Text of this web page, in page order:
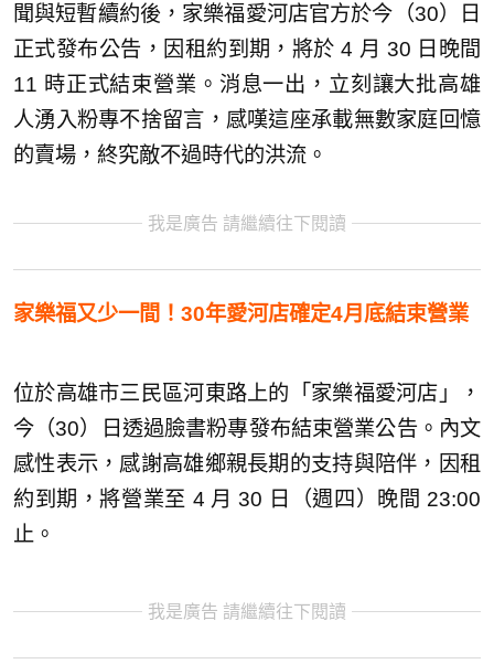
聞與短暫續約後，家樂福愛河店官方於今（30）日
正式發布公告，因租約到期，將於 4 月 30 日晚間
11 時正式結束營業。消息一出，立刻讓大批高雄
人湧入粉專不捨留言，感嘆這座承載無數家庭回憶
的賣場，終究敵不過時代的洪流。
我是廣告 請繼續往下閱讀
家樂福又少一間！30年愛河店確定4月底結束營業
位於高雄市三民區河東路上的「家樂福愛河店」，
今（30）日透過臉書粉專發布結束營業公告。內文
感性表示，感謝高雄鄉親長期的支持與陪伴，因租
約到期，將營業至 4 月 30 日（週四）晚間 23:00
止。
我是廣告 請繼續往下閱讀